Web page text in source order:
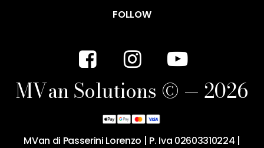
FOLLOW
MVanSolutions © — 2026
MVan di Passerini Lorenzo | P. Iva 02603310224 |